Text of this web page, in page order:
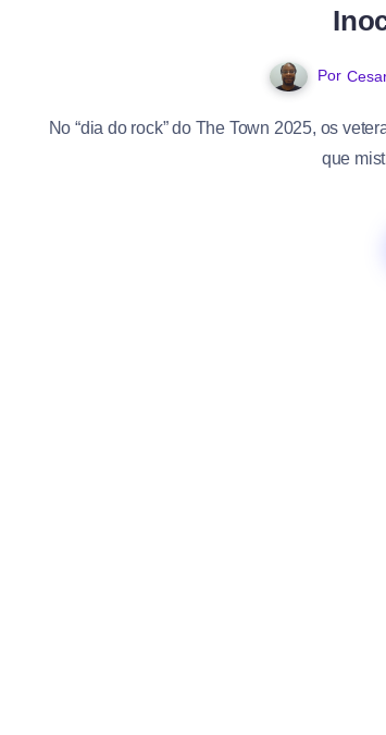
Por
No “dia do rock” do The Town 2025, os
que